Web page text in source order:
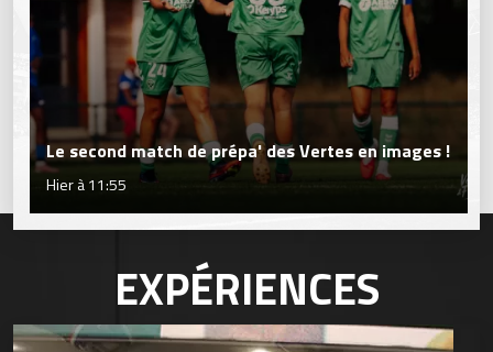
Le second match de prépa' des Vertes en images !
Hier à 11:55
EXPÉRIENCES